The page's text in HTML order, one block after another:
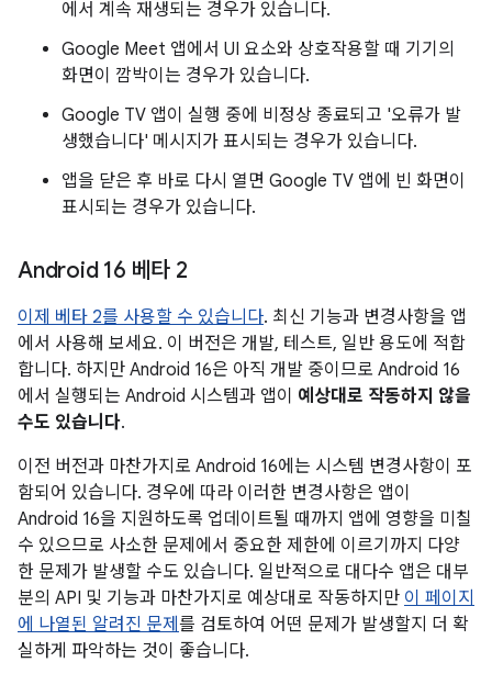
에서 계속 재생되는 경우가 있습니다.
Google Meet 앱에서 UI 요소와 상호작용할 때 기기의
화면이 깜박이는 경우가 있습니다.
Google TV 앱이 실행 중에 비정상 종료되고 '오류가 발
생했습니다' 메시지가 표시되는 경우가 있습니다.
앱을 닫은 후 바로 다시 열면 Google TV 앱에 빈 화면이
표시되는 경우가 있습니다.
Android 16 베타 2
이제 베타 2를 사용할 수 있습니다. 최신 기능과 변경사항을 앱
에서 사용해 보세요. 이 버전은 개발, 테스트, 일반 용도에 적합
합니다. 하지만 Android 16은 아직 개발 중이므로 Android 16
에서 실행되는 Android 시스템과 앱이 예상대로 작동하지 않을
수도 있습니다.
이전 버전과 마찬가지로 Android 16에는 시스템 변경사항이 포
함되어 있습니다. 경우에 따라 이러한 변경사항은 앱이
Android 16을 지원하도록 업데이트될 때까지 앱에 영향을 미칠
수 있으므로 사소한 문제에서 중요한 제한에 이르기까지 다양
한 문제가 발생할 수도 있습니다. 일반적으로 대다수 앱은 대부
분의 API 및 기능과 마찬가지로 예상대로 작동하지만 이 페이지
에 나열된 알려진 문제 를 검토하여 어떤 문제가 발생할지 더 확
실하게 파악하는 것이 좋습니다.